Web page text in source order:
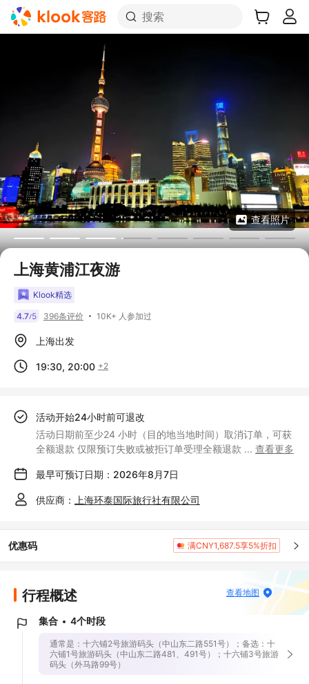
搜索
查看照片
上海黄浦江夜游
Klook精选
4.7/5 396条评价 10K+ 人参加过
上海出发
19:30, 20:00 +2
活动开始24小时前可退改
活动日期前至少24 小时（目的地当地时间）取消订单，可获
全额退款 仅限预订失败或被拒订单受理全额退款 ... 查看更多
最早可预订日期：2026年8月7日
供应商： 上海环泰国际旅行社有限公司
优惠码 满CNY1,687.5享5%折扣
行程概述 查看地图
集合 4个时段
通常是：十六铺2号旅游码头（中山东二路551号）；备选：十
六铺1号旅游码头（中山东二路481、491号）；十六铺3号旅游
码头（外马路99号）